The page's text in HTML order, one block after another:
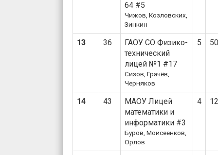
64 #5
Чижов, Козловских,
Зинкин
13 36
ГАОУ СО Физико-
технический
лицей №1 #17
Сизов, Грачёв,
Черняков
5
14 43
МАОУ Лицей
математики и
информатики #3
Буров, Моисеенков,
Орлов
4